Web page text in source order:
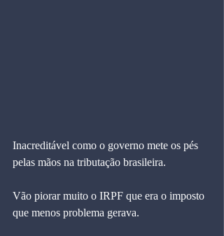
Inacreditável como o governo mete os pés
pelas mãos na tributação brasileira.
Vão piorar muito o IRPF que era o imposto
que menos problema gerava.